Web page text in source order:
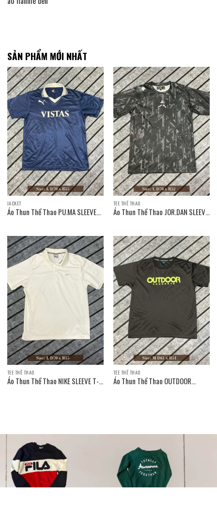
SẢN PHẨM MỚI NHẤT
JACKET
Áo Thun Thể Thao PU.MA SLEEVE
TEE THỂ THAO
Áo Thun Thể Thao JOR.DAN SLEEVE
TEE THỂ THAO
Áo Thun Thể Thao NIKE SLEEVE T-
TEE THỂ THAO
Áo Thun Thể Thao OUTDOOR